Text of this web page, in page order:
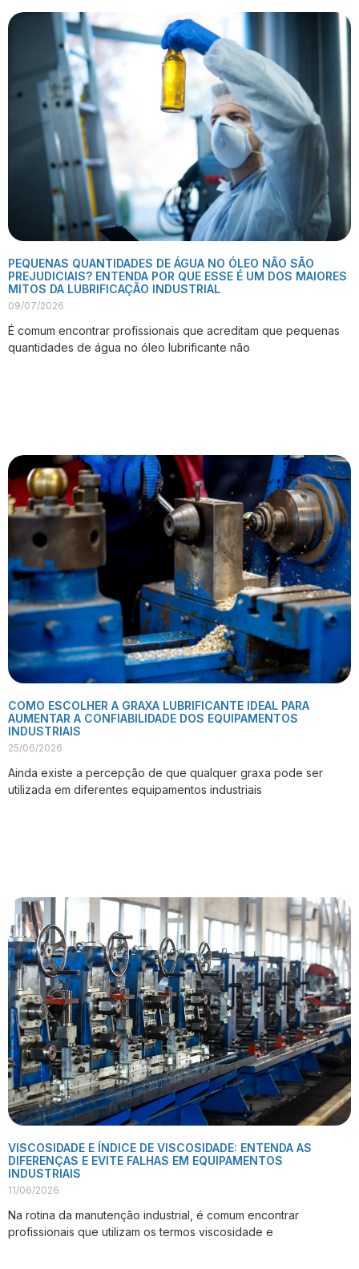
PEQUENAS QUANTIDADES DE ÁGUA NO ÓLEO NÃO SÃO
PREJUDICIAIS? ENTENDA POR QUE ESSE É UM DOS MAIORES
MITOS DA LUBRIFICAÇÃO INDUSTRIAL
09/07/2026
É comum encontrar profissionais que acreditam que pequenas
quantidades de água no óleo lubrificante não
COMO ESCOLHER A GRAXA LUBRIFICANTE IDEAL PARA
AUMENTAR A CONFIABILIDADE DOS EQUIPAMENTOS
INDUSTRIAIS
25/06/2026
Ainda existe a percepção de que qualquer graxa pode ser
utilizada em diferentes equipamentos industriais
VISCOSIDADE E ÍNDICE DE VISCOSIDADE: ENTENDA AS
DIFERENÇAS E EVITE FALHAS EM EQUIPAMENTOS
INDUSTRIAIS
11/06/2026
Na rotina da manutenção industrial, é comum encontrar
profissionais que utilizam os termos viscosidade e